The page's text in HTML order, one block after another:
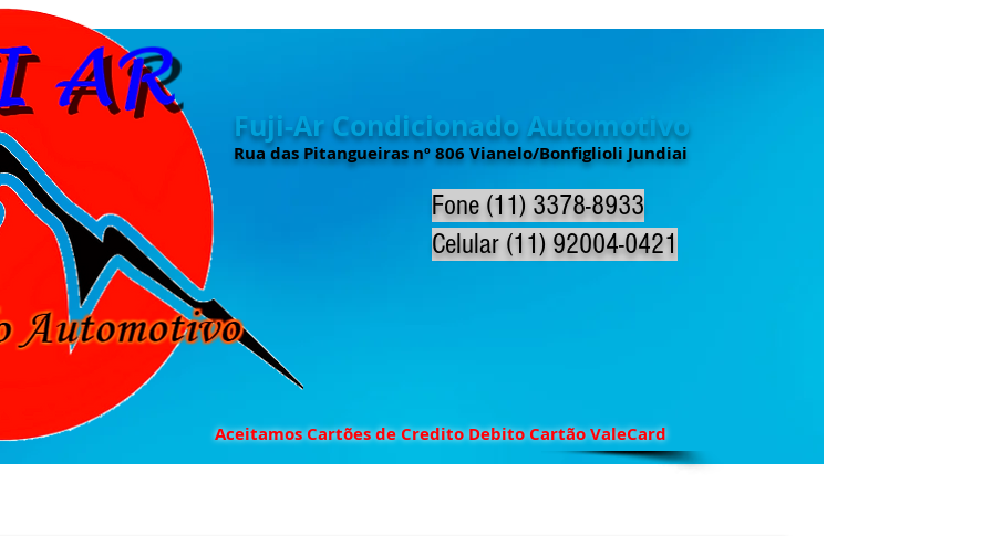
Fuji-Ar Condicionado Automotivo
Rua das Pitangueiras nº 806 Vianelo/Bonfiglioli Jundiai
Fone (11) 3378-8933
Celular (11) 92004-0421
Aceitamos Cartões de Credito Debito Cartão ValeCard